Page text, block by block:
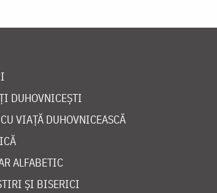
DUHOVNICEȘTI
VIAȚĂ DUHOVNICEASCĂ
ALFABETIC
ȘI BISERICI